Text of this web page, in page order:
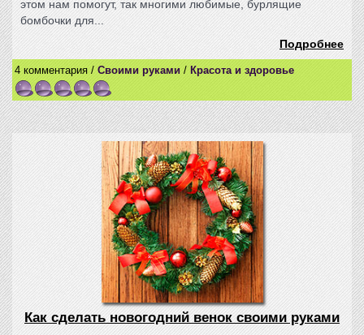
этом нам помогут, так многими любимые, бурлящие
бомбочки для...
Подробнее
4 комментария / Своими руками / Красота и здоровье
Как сделать новогодний венок своими руками